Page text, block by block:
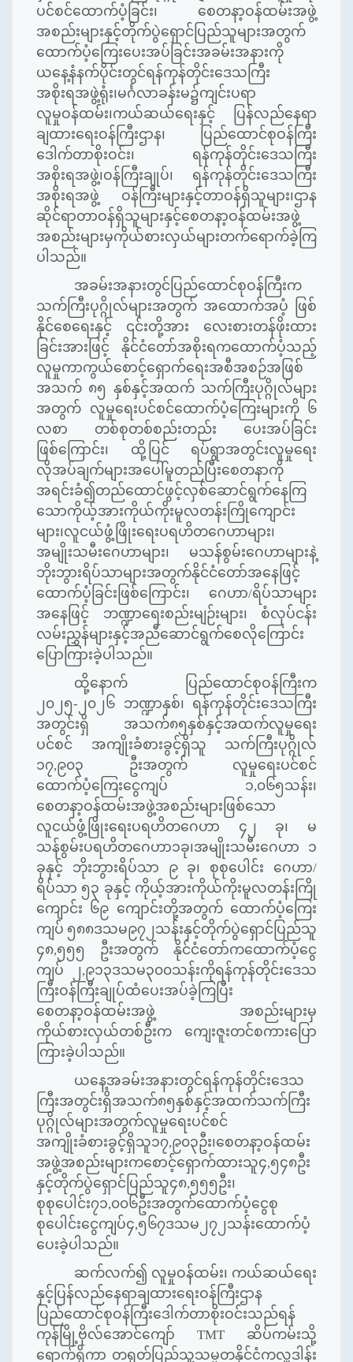
ပင်စင်ထောက်ပံ့ခြင်း၊ စေတနာ့ဝန်ထမ်းအဖွဲ့
အစည်းများနှင့်တိုက်ပွဲရှောင်ပြည်သူများအတွက်
ထောက်ပံ့ကြေးပေးအပ်ခြင်းအခမ်းအနားကို
ယနေ့နံနက်ပိုင်းတွင်ရန်ကုန်တိုင်းဒေသကြီး
အစိုးရအဖွဲ့ရုံး၊မင်္ဂလာခန်းမ၌ကျင်းပရာ
လူမှုဝန်ထမ်း၊ကယ်ဆယ်ရေးနှင့် ပြန်လည်နေရာ
ချထားရေးဝန်ကြီးဌာန၊ ပြည်ထောင်စုဝန်ကြီး
ဒေါက်တာစိုးဝင်း၊ ရန်ကုန်တိုင်းဒေသကြီး
အစိုးရအဖွဲ့၊ဝန်ကြီးချုပ်၊ ရန်ကုန်တိုင်းဒေသကြီး
အစိုးရအဖွဲ့ ဝန်ကြီးများနှင့်တာဝန်ရှိသူများ၊ဌာန
ဆိုင်ရာတာဝန်ရှိသူများနှင့်စေတနာ့ဝန်ထမ်းအဖွဲ့
အစည်းများမှကိုယ်စားလှယ်များတက်ရောက်ခဲ့ကြ
ပါသည်။
အခမ်းအနားတွင်ပြည်ထောင်စုဝန်ကြီးက
သက်ကြီးပုဂ္ဂိုလ်များအတွက် အထောက်အပံ့ ဖြစ်
နိုင်စေရေးနှင့် ၎င်းတို့အား လေးစားတန်ဖိုးထား
ခြင်းအားဖြင့် နိုင်ငံ‌တော်အစိုးရကထောက်ပံ့သည့်
လူမှုကာကွယ်စောင့်ရှောက်ရေးအစီအစဉ်အဖြစ်
အသက် ၈၅ နှစ်နှင့်အထက် သက်ကြီးပုဂ္ဂိုလ်များ
အတွက် လူမှုရေးပင်စင်ထောက်ပံ့ကြေးများကို ၆
လစာ တစ်စုတစ်စည်းတည်း ပေးအပ်ခြင်း
ဖြစ်ကြောင်း၊ ထို့ပြင် ရပ်ရွာအတွင်းလူမှုရေး
လိုအပ်ချက်များအပေါ်မူတည်ပြီးစေတနာကို
အရင်းခံ၍တည်ထောင်ဖွင့်လှစ်ဆောင်ရွက်နေကြ
သောကိုယ့်အားကိုယ်ကိုးမူလတန်းကြိုကျောင်း
များ၊လူငယ်ဖွံ့ဖြိုးရေးပရဟိတဂေဟာများ၊
အမျိုးသမီးဂေဟာများ၊ မသန်စွမ်းဂေဟာများနဲ့
ဘိုးဘွားရိပ်သာများအတွက်နိုင်ငံတော်အနေဖြင့်
ထောက်ပံ့ခြင်းဖြစ်ကြောင်း၊ ဂေဟာ/ရိပ်သာများ
အနေဖြင့် ဘဏ္ဍာရေးစည်းမျဉ်းများ၊ စံလုပ်ငန်း
လမ်းညွှန်များနှင့်အညီဆောင်ရွက်စေလိုကြောင်း
ပြောကြားခဲ့ပါသည်။
ထို့နောက် ပြည်ထောင်စုဝန်ကြီးက
၂၀၂၅-၂၀၂၆ ဘဏ္ဍာနှစ်၊ ရန်ကုန်တိုင်းဒေသကြီး
အတွင်းရှိ အသက်၈၅နှစ်နှင့်အထက်လူမှုရေး
ပင်စင် အကျိုးခံစားခွင့်ရှိသူ သက်ကြီးပုဂ္ဂိုလ်
၁၇,၉၀၃ ဦးအတွက် လူမှုရေးပင်စင်
ထောက်ပံ့ကြေးငွေကျပ် ၁,၀၆၅သန်း၊
စေတနာ့ဝန်ထမ်းအဖွဲ့အစည်းများဖြစ်သော
လူငယ်ဖွံ့ဖြိုးရေးပရဟိတဂေဟာ ၄၂ ခု၊ မ
သန်စွမ်းပရဟိတဂေဟာ၁ခု၊အမျိုးသမီးဂေဟာ ၁
ခုနှင့် ဘိုးဘွားရိပ်သာ ၉ ခု၊ စုစုပေါင်း ဂေဟာ/
ရိပ်သာ ၅၃ ခုနှင့် ကိုယ့်အားကိုယ်ကိုးမူလတန်းကြို
ကျောင်း ၆၉ ကျောင်းတို့အတွက် ထောက်ပံ့ကြေး
ကျပ် ၅၈၈ဒသမ၉၇၂သန်းနှင့်တိုက်ပွဲရှောင်ပြည်သူ
၄၈,၅၅၅ ဦးအတွက် နိုင်ငံတော်ကထောက်ပံ့ငွေ
ကျပ် ၂,၉၁၃ဒသမ၃၀၀သန်းကိုရန်ကုန်တိုင်းဒေသ
ကြီးဝန်ကြီးချုပ်ထံပေးအပ်ခဲ့ကြပြီး
စေတနာ့ဝန်ထမ်းအဖွဲ့ အစည်းများမှ
ကိုယ်စားလှယ်တစ်ဦးက ကျေးဇူးတင်စကားပြော
ကြားခဲ့ပါသည်။
ယနေ့အခမ်းအနားတွင်ရန်ကုန်တိုင်းဒေသ
ကြီးအတွင်းရှိအသက်၈၅နှစ်နှင့်အထက်သက်ကြီး
ပုဂ္ဂိုလ်များအတွက်လူမှုရေးပင်စင်
အကျိုးခံစားခွင့်ရှိသူ၁၇,၉၀၃ဦး၊စေတနာ့ဝန်ထမ်း
အဖွဲ့အစည်းများကစောင့်ရှောက်ထားသူ၄,၅၄၈ဦး
နှင့်တိုက်ပွဲရှောင်ပြည်သူ၄၈,၅၅၅ဦး၊
စုစုပေါင်း၇၁,၀၀၆ဦးအတွက်ထောက်ပံ့ငွေစု
စုပေါင်းငွေကျပ်၄,၅၆၇ဒသမ၂၇၂သန်းထောက်ပံ့
ပေးခဲ့ပါသည်။
ဆက်လက်၍ လူမှုဝန်ထမ်း၊ ကယ်ဆယ်ရေး
နှင့်ပြန်လည်နေရာချထားရေးဝန်ကြီးဌာန
ပြည်ထောင်စုဝန်ကြီးဒေါက်တာစိုးဝင်းသည်ရန်
ကုန်မြို့ဗိုလ်အောင်ကျော် TMT ဆိပ်ကမ်းသို့
ရောက်ရှိကာ တရုတ်ပြည်သူ့သမ္မတနိုင်ငံကလှူဒါန်း